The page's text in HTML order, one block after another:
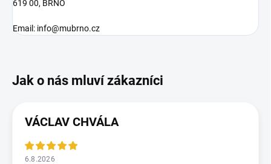
619 00, BRNO
Email: info@mubrno.cz
VÁCLAV CHVÁLA
6.8.2026